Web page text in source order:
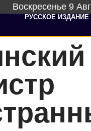
Воскресенье 9
РУССКОЕ ИЗДАНИЕ